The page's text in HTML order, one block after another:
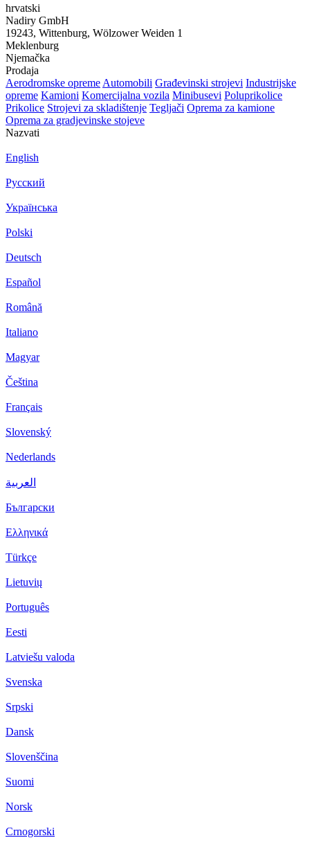
hrvatski
Nadiry GmbH
19243, Wittenburg, Wölzower Weiden 1
Meklenburg
Njemačka
Prodaja
Aerodromske opreme Automobili Građevinski strojevi Industrijske
opreme Kamioni Komercijalna vozila Minibusevi Poluprikolice
Prikolice Strojevi za skladištenje Tegljači Oprema za kamione
Oprema za gradjevinske stojeve
Nazvati
English
Русский
Українська
Polski
Deutsch
Español
Română
Italiano
Magyar
Čeština
Français
Slovenský
Nederlands
العربية
Български
Ελληνικά
Türkçe
Lietuvių
Português
Eesti
Latviešu valoda
Svenska
Srpski
Dansk
Slovenščina
Suomi
Norsk
Crnogorski